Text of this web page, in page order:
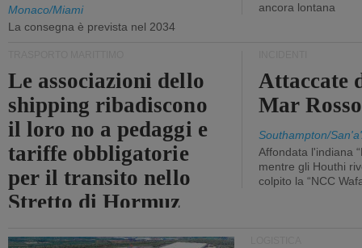
Monaco/Miami
La consegna è prevista nel 2034
ancora lontana
Le associazioni dello
shipping ribadiscono
il loro no a pedaggi e
tariffe obbligatorie
per il transito nello
Stretto di Hormuz
Attaccate
Mar Rosso
Southampton/
Affondata l'indiana
mentre gli Houthi
colpito la “NCC